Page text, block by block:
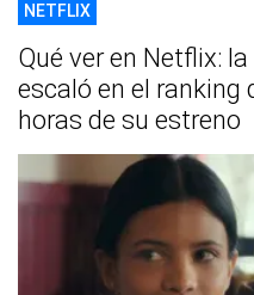
NETFLIX
Qué ver en Netflix:
escaló en el ranking
horas de su estreno